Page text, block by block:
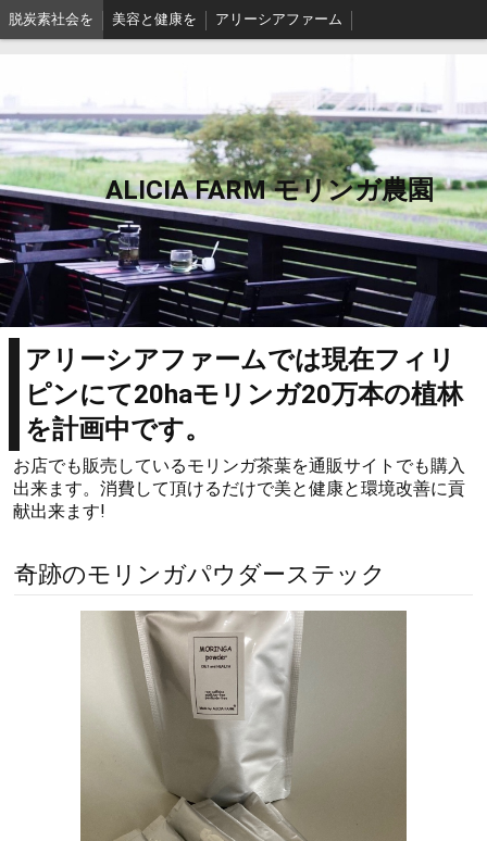
脱炭素社会を 美容と健康を アリーシアファーム
ALICIA FARM モリンガ農園
アリーシアファームでは現在フィリ
ピンにて20haモリンガ20万本の植林
を計画中です。
お店でも販売しているモリンガ茶葉を通販サイトでも購入
出来ます。消費して頂けるだけで美と健康と環境改善に貢
献出来ます!
奇跡のモリンガパウダーステック